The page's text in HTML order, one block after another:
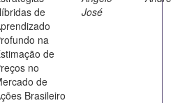
de
na
de
no
de
Brasileiro
José